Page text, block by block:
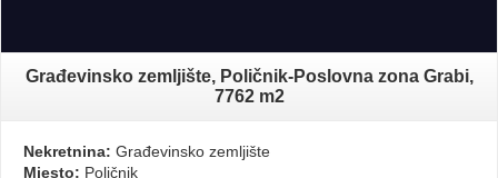
Građevinsko zemljište, Poličnik-Poslovna zona Grabi,
7762 m2
Nekretnina: Građevinsko zemljište
Mjesto: Poličnik